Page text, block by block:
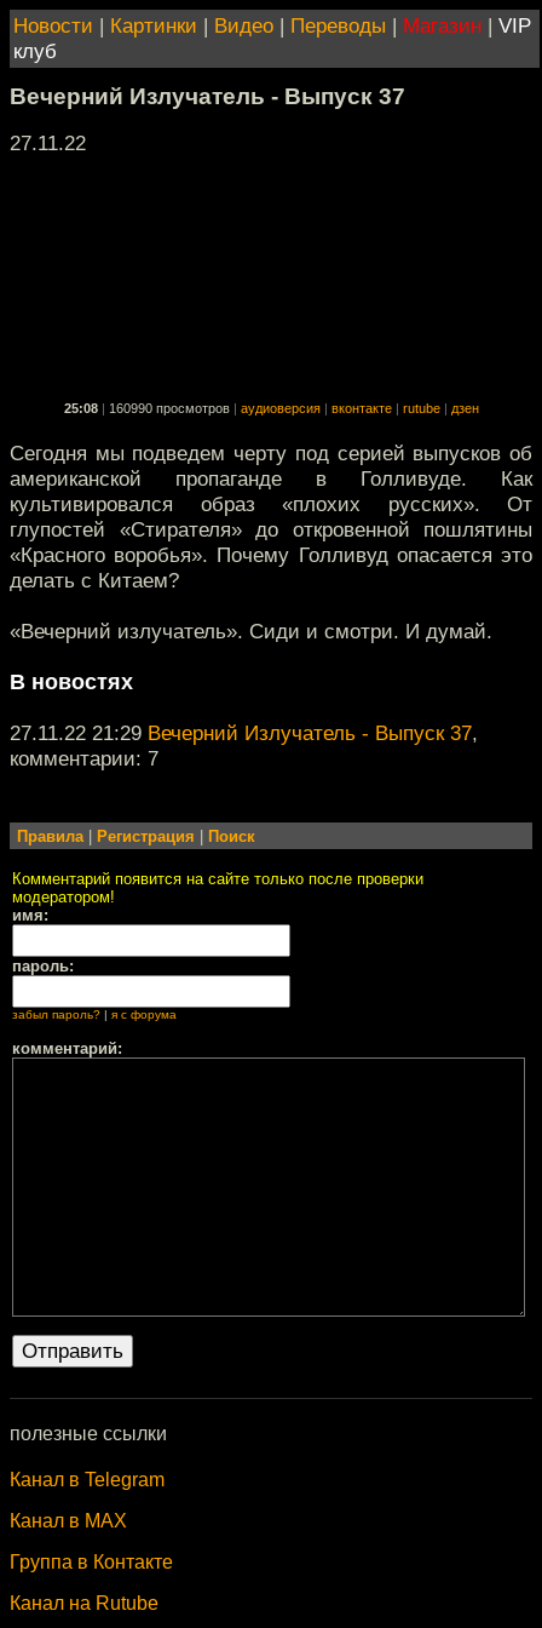
Новости | Картинки | Видео | Переводы | Магазин | VIP
клуб
Вечерний Излучатель - Выпуск 37
27.11.22
25:08 160990 просмотров аудиоверсия вконтакте rutube дзен
Сегодня мы подведем черту под серией выпусков об
американской пропаганде в Голливуде. Как
культивировался образ «плохих русских». От
глупостей «Стирателя» до откровенной пошлятины
«Красного воробья». Почему Голливуд опасается это
делать с Китаем?
«Вечерний излучатель». Сиди и смотри. И думай.
В новостях
27.11.22 21:29 Вечерний Излучатель - Выпуск 37,
комментарии: 7
Правила| Регистрация Поиск
Комментарий появится на сайте только после проверки
модератором!
имя:
пароль:
забыл пароль? я с форума
комментарий:
полезные ссылки
Канал в Telegram
Канал в MAX
Группа в Контакте
Канал на Rutube